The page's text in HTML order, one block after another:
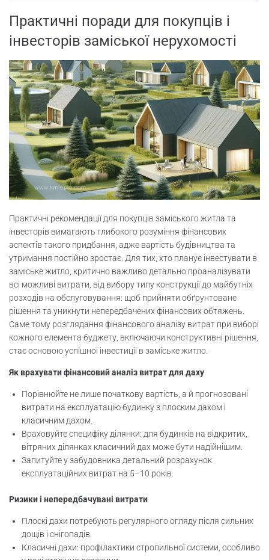
Практичні поради для покупців і
інвесторів заміської нерухомості
Практичні рекомендації для покупців заміського житла та
інвесторів вимагають глибокого розуміння фінансових
аспектів такого придбання, адже вартість будівництва та
утримання постійно зростає. Для тих, хто планує інвестувати в
заміське житло, критично важливо детально проаналізувати
всі можливі витрати, від вибору типу конструкції до майбутніх
розходів на обслуговування: щоб прийняти обґрунтоване
рішення та уникнути непередбачених фінансових обтяжень.
Саме тому розглядання фінансового аналізу витрат при виборі
кожного елемента буджету, включаючи конструктивні рішення,
стає основою успішної інвестиції в заміське житло.
Як врахувати фінансовий аналіз витрат для даху
Порівнюйте не лише початкову вартість, а й прогнозовані
витрати на експлуатацію будинку з плоским дахом і
класичним дахом.
Враховуйте специфіку ділянки: для будинків на відкритих,
вітряних ділянках класичний дах може бути надійнішим.
Запитуйте у забудовника детальний розрахунок
експлуатаційних витрат на 5–10 років.
Ризики і непередбачувані витрати
Плоскі дахи потребують регулярного огляду після сильних
дощів і снігопадів.
Класичні дахи: профілактики стропильної системи, особливо